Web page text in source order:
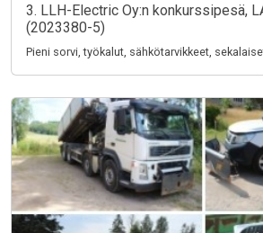
3. LLH-Electric Oy:n konkurssipesä,
(2023380-5)
Pieni sorvi, työkalut, sähkötarvikkeet,